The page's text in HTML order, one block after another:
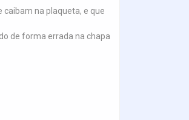
na plaqueta, e que
de forma errada na chapa